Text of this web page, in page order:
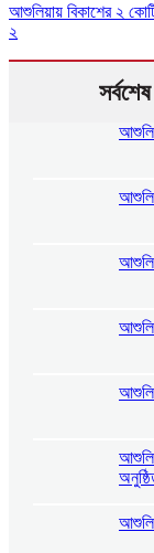
আশুলিয়ায় বিকাশের ২
২
সর্বশেষ